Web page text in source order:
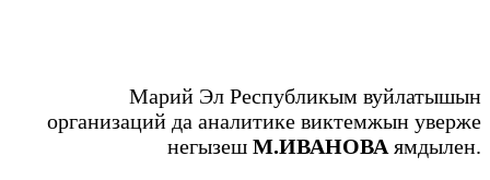
Марий Эл Республикым вуйлатышын
организаций да аналитике виктемжын уверже
негызеш М.ИВАНОВА ямдылен.